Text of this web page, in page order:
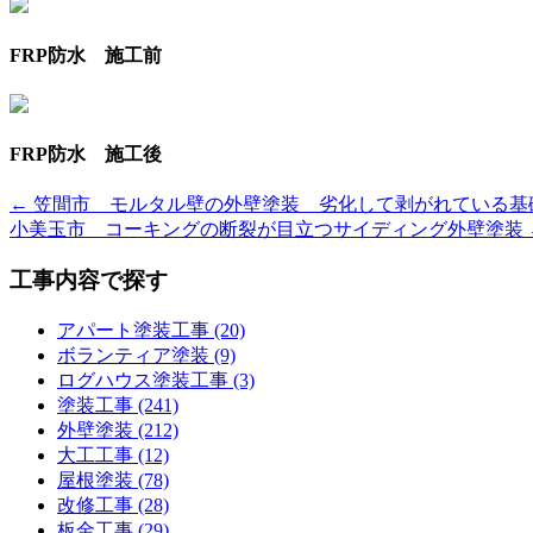
FRP防水 施工前
FRP防水 施工後
← 笠間市 モルタル壁の外壁塗装 劣化して剥がれている基
小美玉市 コーキングの断裂が目立つサイディング外壁塗装
工事内容で探す
アパート塗装工事 (20)
ボランティア塗装 (9)
ログハウス塗装工事 (3)
塗装工事 (241)
外壁塗装 (212)
大工工事 (12)
屋根塗装 (78)
改修工事 (28)